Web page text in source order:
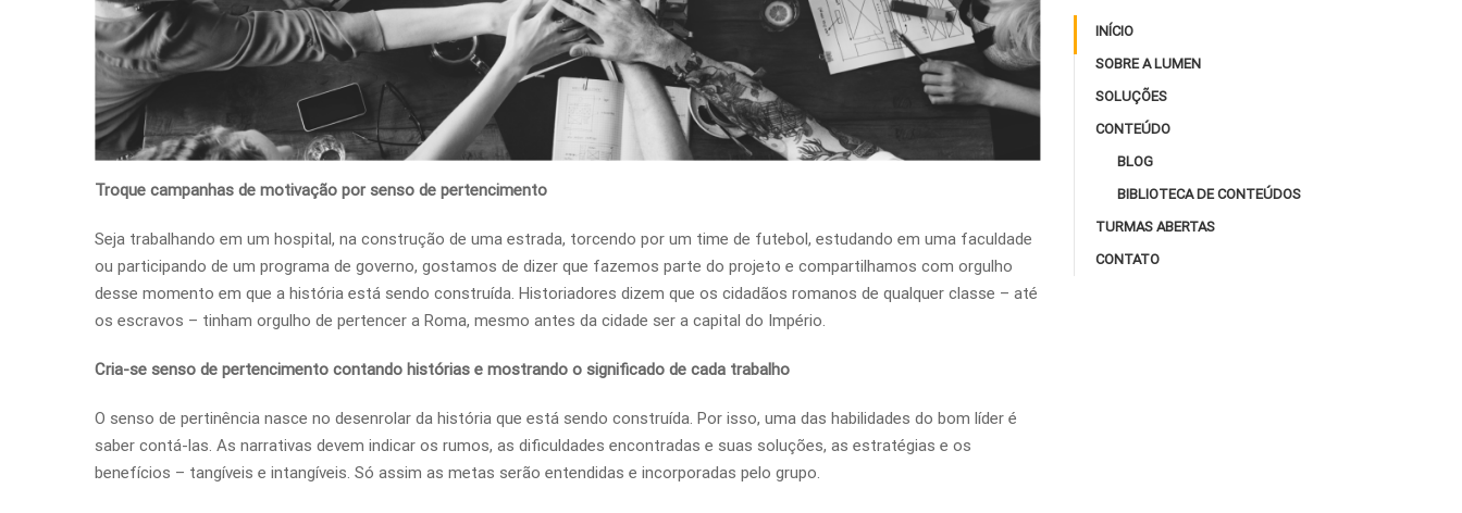
Troque campanhas de motivação por senso de pertencimento
Seja trabalhando em um hospital, na construção de uma estrada, torcendo por um time de futebol, estudando em uma faculdade
ou participando de um programa de governo, gostamos de dizer que fazemos parte do projeto e compartilhamos com orgulho
desse momento em que a história está sendo construída. Historiadores dizem que os cidadãos romanos de qualquer classe – até
os escravos – tinham orgulho de pertencer a Roma, mesmo antes da cidade ser a capital do Império.
Cria-se senso de pertencimento contando histórias e mostrando o significado de cada trabalho
O senso de pertinência nasce no desenrolar da história que está sendo construída. Por isso, uma das habilidades do bom líder é
saber contá-las. As narrativas devem indicar os rumos, as dificuldades encontradas e suas soluções, as estratégias e os
benefícios – tangíveis e intangíveis. Só assim as metas serão entendidas e incorporadas pelo grupo.
INÍCIO
SOBRE A LUMEN
SOLUÇÕES
CONTEÚDO
BLOG
BIBLIOTECA DE CONTEÚDOS
TURMAS ABERTAS
CONTATO